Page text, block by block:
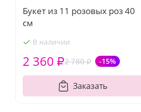
Букет из 11 розовых роз 40
см
В наличии
2 780 ₽ -15%
2 360 ₽
Заказать